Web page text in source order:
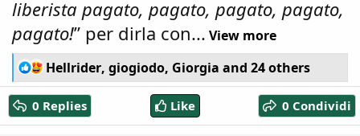
liberista pagato, pagato, pagato, pagato,
pagato!” per dirla con... View more
R
e
a
c
t
Hellrider, giogiodo, Giorgia and 24 others
0 Replies Like 0 Condividi